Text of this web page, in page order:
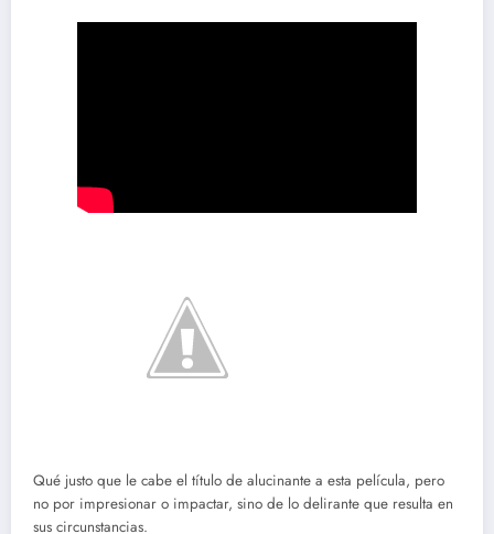
Qué justo que le cabe el título de alucinante a esta película, pero
no por impresionar o impactar, sino de lo delirante que resulta en
sus circunstancias.